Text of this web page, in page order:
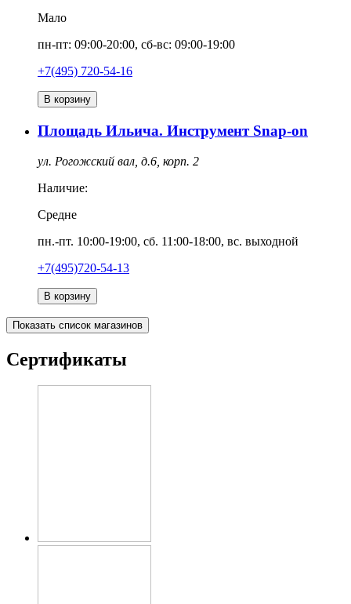
Мало
пн-пт: 09:00-20:00, сб-вс: 09:00-19:00
+7(495) 720-54-16
В корзину
Площадь Ильича. Инструмент Snap-on
ул. Рогожский вал, д.6, корп. 2
Наличие:
Средне
пн.-пт. 10:00-19:00, сб. 11:00-18:00, вс. выходной
+7(495)720-54-13
В корзину
Показать список магазинов
Сертификаты